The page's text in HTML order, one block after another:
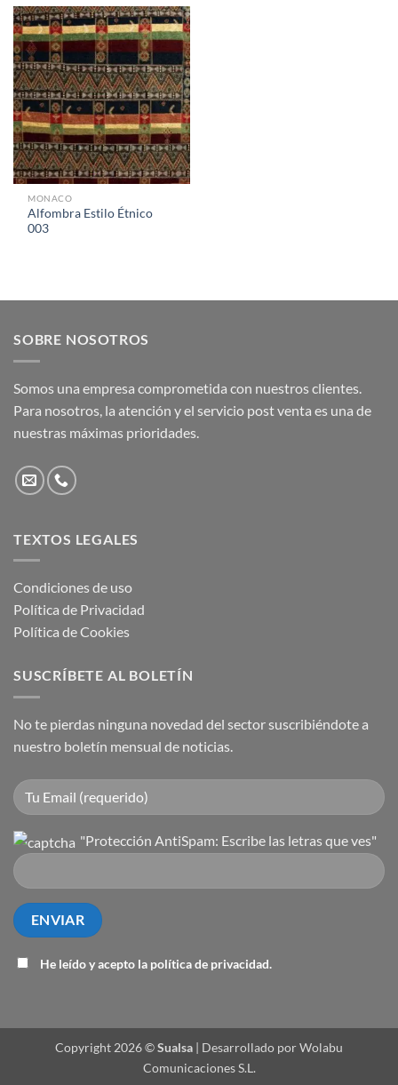
MONACO
Alfombra Estilo Étnico
003
SOBRE NOSOTROS
Somos una empresa comprometida con nuestros clientes.
Para nosotros, la atención y el servicio post venta es una de
nuestras máximas prioridades.
TEXTOS LEGALES
Condiciones de uso
Política de Privacidad
Política de Cookies
SUSCRÍBETE AL BOLETÍN
No te pierdas ninguna novedad del sector suscribiéndote a
nuestro boletín mensual de noticias.
"Protección AntiSpam: Escribe las letras que ves"
He leído y acepto la política de privacidad.
Copyright 2026 ©Sualsa | Desarrollado por Wolabu
Comunicaciones S.L.